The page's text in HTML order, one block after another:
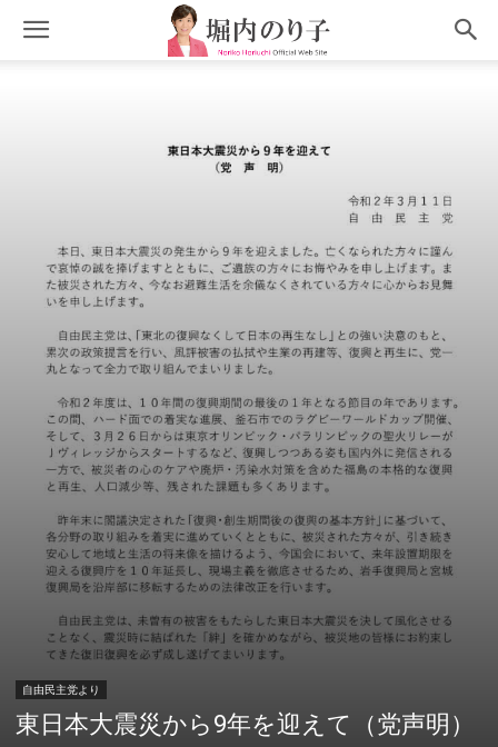
自由民主党より
東日本大震災から9年を迎えて（党声明）